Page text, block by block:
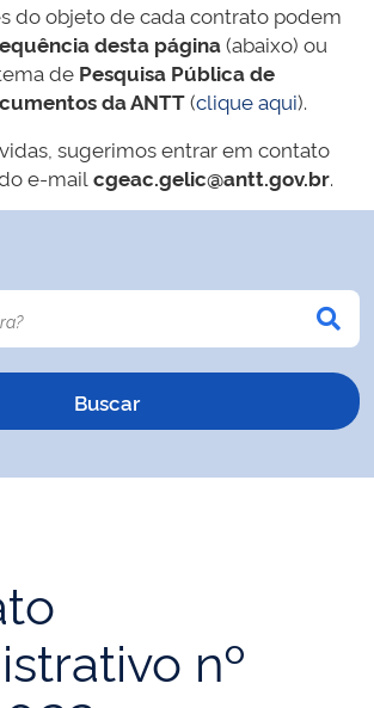
do objeto de cada contrato podem
desta página(abaixo) ou
de Pesquisa Pública de
da ANTT(clique aqui).
sugerimos entrar em contato
e-mail cgeac.gelic@antt.gov.br.
nº